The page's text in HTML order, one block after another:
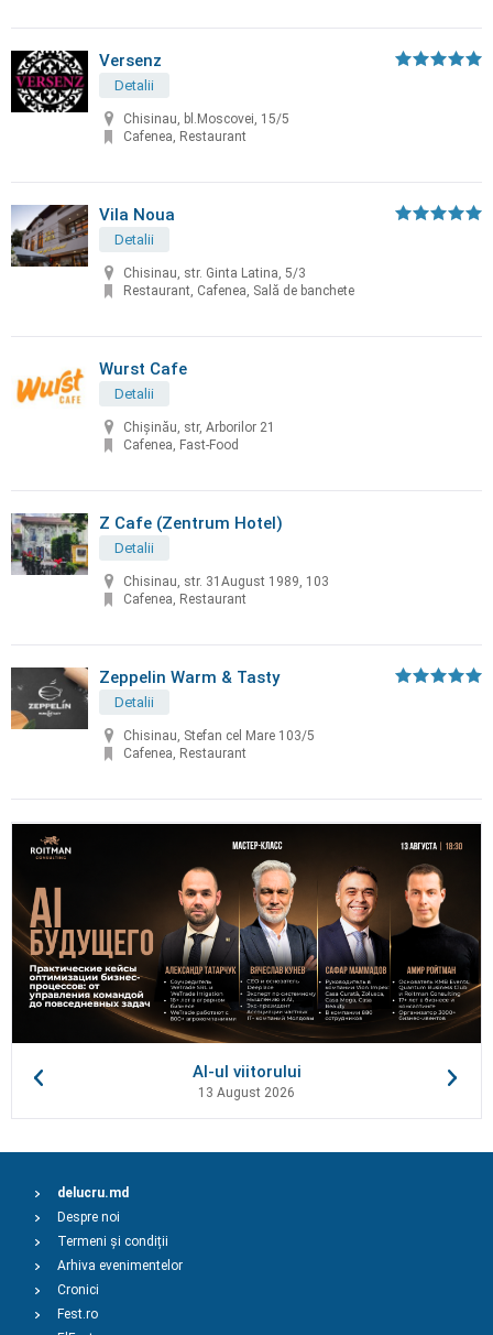
Versenz
Detalii
Chisinau, bl.Moscovei, 15/5
Cafenea, Restaurant
Vila Noua
Detalii
Chisinau, str. Ginta Latina, 5/3
Restaurant, Cafenea, Sală de banchete
Wurst Cafe
Detalii
Chișinău, str, Arborilor 21
Cafenea, Fast-Food
Z Cafe (Zentrum Hotel)
Detalii
Chisinau, str. 31August 1989, 103
Cafenea, Restaurant
Zeppelin Warm & Tasty
Detalii
Chisinau, Stefan cel Mare 103/5
Cafenea, Restaurant
AI-ul viitorului
13 August 2026
delucru.md
Despre noi
Termeni și condiții
Arhiva evenimentelor
Cronici
Fest.ro